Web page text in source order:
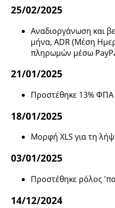
25/02/2025
Αναδιοργάνωση και
μήνα, ADR (Μέση
πληρωμών μέσω
21/01/2025
Προστέθηκε 13% ΦΠΑ
18/01/2025
Μορφή XLS για τη
03/01/2025
Προστέθηκε ρόλος
14/12/2024